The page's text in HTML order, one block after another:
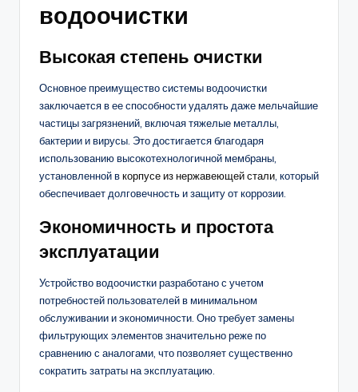
водоочистки
Высокая степень очистки
Основное преимущество системы водоочистки
заключается в ее способности удалять даже мельчайшие
частицы загрязнений, включая тяжелые металлы,
бактерии и вирусы. Это достигается благодаря
использованию высокотехнологичной мембраны,
установленной вкорпусе из нержавеющей стали , который
обеспечивает долговечность и защиту от коррозии.
Экономичность и простота
эксплуатации
Устройство водоочистки разработано с учетом
потребностей пользователей в минимальном
обслуживании и экономичности. Оно требует замены
фильтрующих элементов значительно реже по
сравнению с аналогами, что позволяет существенно
сократить затраты на эксплуатацию.